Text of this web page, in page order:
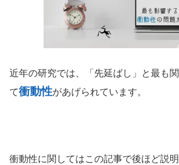
近年の研究では、「先延ばし」と最も
て衝動性があげられています。
衝動性に関してはこの記事で後ほど説